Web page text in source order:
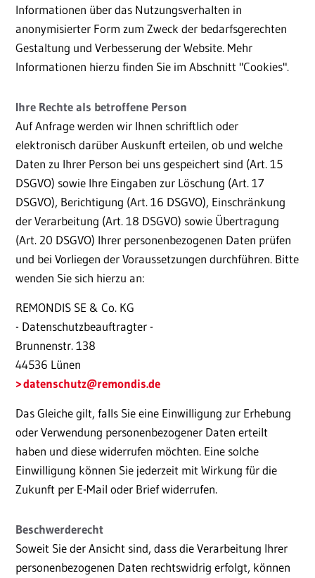
Informationen über das Nutzungsverhalten in
anonymisierter Form zum Zweck der bedarfsgerechten
Gestaltung und Verbesserung der Website. Mehr
Informationen hierzu finden Sie im Abschnitt "Cookies".
Ihre Rechte als betroffene Person
Auf Anfrage werden wir Ihnen schriftlich oder
elektronisch darüber Auskunft erteilen, ob und welche
Daten zu Ihrer Person bei uns gespeichert sind (Art. 15
DSGVO) sowie Ihre Eingaben zur Löschung (Art. 17
DSGVO), Berichtigung (Art. 16 DSGVO), Einschränkung
der Verarbeitung (Art. 18 DSGVO) sowie Übertragung
(Art. 20 DSGVO) Ihrer personenbezogenen Daten prüfen
und bei Vorliegen der Voraussetzungen durchführen. Bitte
wenden Sie sich hierzu an:
REMONDIS SE & Co. KG
- Datenschutzbeauftragter -
Brunnenstr. 138
44536 Lünen
datenschutz@remondis.de
Das Gleiche gilt, falls Sie eine Einwilligung zur Erhebung
oder Verwendung personenbezogener Daten erteilt
haben und diese widerrufen möchten. Eine solche
Einwilligung können Sie jederzeit mit Wirkung für die
Zukunft per E-Mail oder Brief widerrufen.
Beschwerderecht
Soweit Sie der Ansicht sind, dass die Verarbeitung Ihrer
personenbezogenen Daten rechtswidrig erfolgt, können